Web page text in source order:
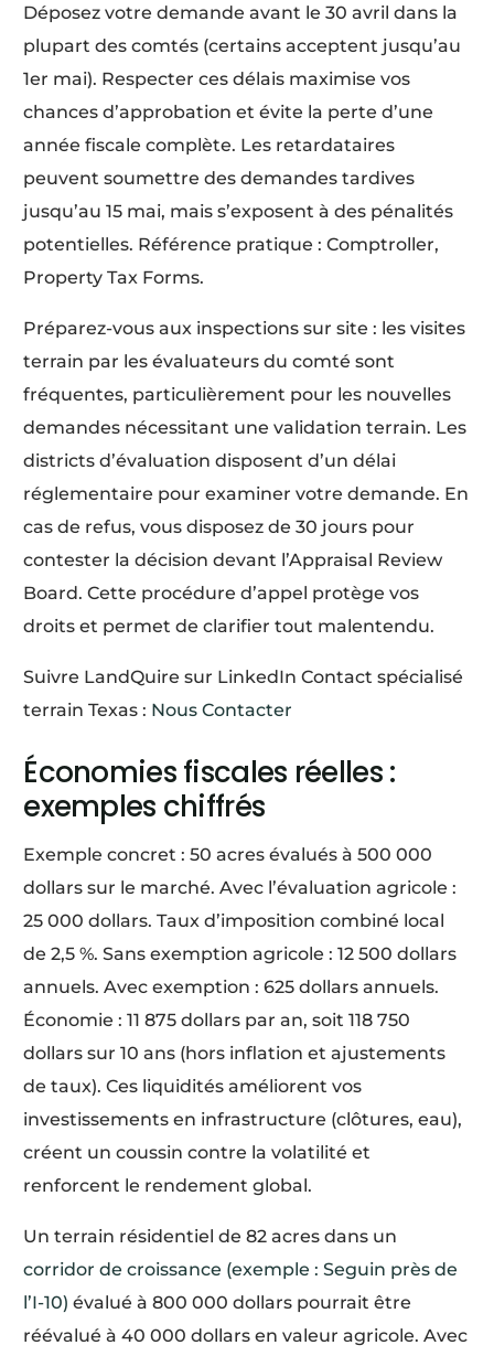
Déposez votre demande avant le 30 avril dans la
plupart des comtés (certains acceptent jusqu’au
1er mai). Respecter ces délais maximise vos
chances d’approbation et évite la perte d’une
année fiscale complète. Les retardataires
peuvent soumettre des demandes tardives
jusqu’au 15 mai, mais s’exposent à des pénalités
potentielles. Référence pratique : Comptroller,
Property Tax Forms.
Préparez-vous aux inspections sur site : les visites
terrain par les évaluateurs du comté sont
fréquentes, particulièrement pour les nouvelles
demandes nécessitant une validation terrain. Les
districts d’évaluation disposent d’un délai
réglementaire pour examiner votre demande. En
cas de refus, vous disposez de 30 jours pour
contester la décision devant l’Appraisal Review
Board. Cette procédure d’appel protège vos
droits et permet de clarifier tout malentendu.
Suivre LandQuire sur LinkedIn Contact spécialisé
terrain Texas : Nous Contacter
Économies fiscales réelles :
exemples chiffrés
Exemple concret : 50 acres évalués à 500 000
dollars sur le marché. Avec l’évaluation agricole :
25 000 dollars. Taux d’imposition combiné local
de 2,5 %. Sans exemption agricole : 12 500 dollars
annuels. Avec exemption : 625 dollars annuels.
Économie : 11 875 dollars par an, soit 118 750
dollars sur 10 ans (hors inflation et ajustements
de taux). Ces liquidités améliorent vos
investissements en infrastructure (clôtures, eau),
créent un coussin contre la volatilité et
renforcent le rendement global.
Un terrain résidentiel de 82 acres dans un
corridor de croissance (exemple : Seguin près de
l’I-10) évalué à 800 000 dollars pourrait être
réévalué à 40 000 dollars en valeur agricole. Avec